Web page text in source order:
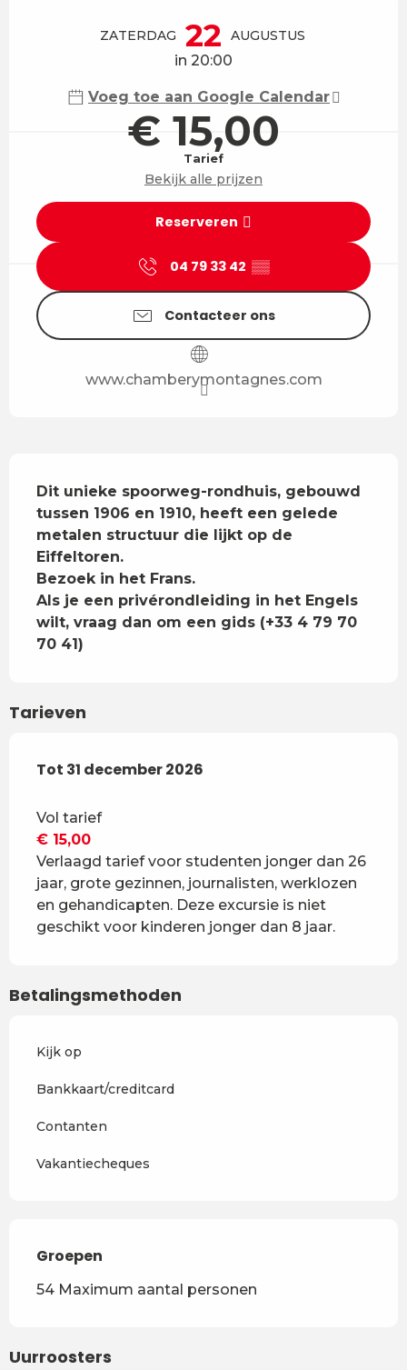
ZATERDAG 22 AUGUSTUS
in 20:00
Voeg toe aan Google Calendar
€ 15,00
Tarief
Bekijk alle prijzen
Reserveren
04 79 33 42 ▒▒
Contacteer ons
www.chamberymontagnes.com
Dit unieke spoorweg-rondhuis, gebouwd
tussen 1906 en 1910, heeft een gelede
metalen structuur die lijkt op de
Eiffeltoren.
Bezoek in het Frans.
Als je een privérondleiding in het Engels
wilt, vraag dan om een gids (+33 4 79 70
70 41)
Tarieven
Van5 januari 2026tot
Tot 31 december 2026
Vol tarief
€ 15,00
Verlaagd tarief voor studenten jonger dan 26
jaar, grote gezinnen, journalisten, werklozen
en gehandicapten. Deze excursie is niet
geschikt voor kinderen jonger dan 8 jaar.
Betalingsmethoden
Kijk op
Bankkaart/creditcard
Contanten
Vakantiecheques
Groepen
Groepen
54 Maximum aantal personen
Uurroosters